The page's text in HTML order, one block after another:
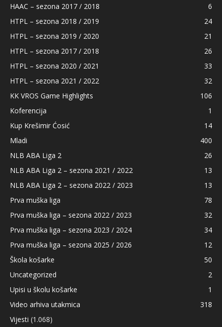
HAAC – sezona 2017 / 2018
6
HTPL – sezona 2018 / 2019
24
HTPL – sezona 2019 / 2020
21
HTPL – sezona 2017 / 2018
26
HTPL – sezona 2020 / 2021
33
HTPL – sezona 2021 / 2022
32
KK VROS Game Highlights
106
Koferencija
1
Kup Krešimir Ćosić
14
Mladi
400
NLB ABA Liga 2
26
NLB ABA Liga 2 – sezona 2021 / 2022
13
NLB ABA Liga 2 – sezona 2022 / 2023
13
Prva muška liga
78
Prva muška liga – sezona 2022 / 2023
32
Prva muška liga – sezona 2023 / 2024
34
Prva muška liga – sezona 2025 / 2026
12
Škola košarke
50
Uncategorized
2
Upisi u školu košarke
1
Video arhiva utakmica
318
Vijesti (1.068)